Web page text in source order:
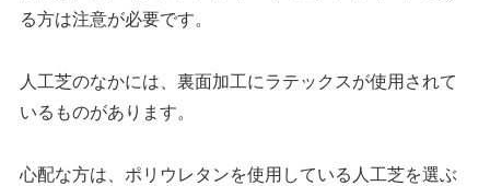
る方は注意が必要です。
人工芝のなかには、裏面加工にラテックスが使用されて
いるものがあります。
心配な方は、ポリウレタンを使用している人工芝を選ぶ